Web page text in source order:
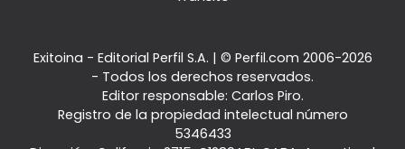
Exitoina - Editorial Perfil S.A. | © Perfil.com 2006-2026
- Todos los derechos reservados.
Editor responsable: Carlos Piro.
Registro de la propiedad intelectual número
5346433